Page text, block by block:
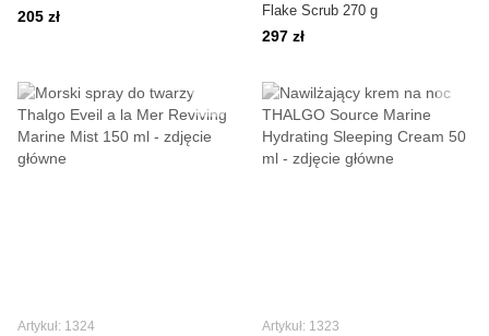
205 zł
Flake Scrub 270 g
297 zł
Artykuł: 1324 Artykuł: 1323